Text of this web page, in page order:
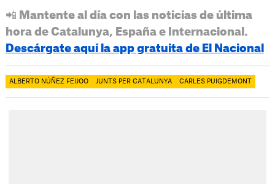
📲 Mantente al día con las noticias de última
hora de Catalunya, España e Internacional.
Descárgate aquí la app gratuita de El Nacional
ALBERTO NÚÑEZ FEIJOO JUNTS PER CATALUNYA CARLES PUIGDEMONT